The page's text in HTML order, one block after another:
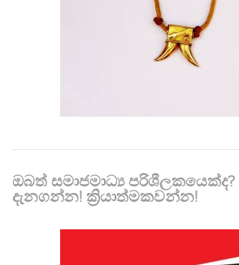
ඔබත් සමාජමාධ්‍ය
දැනගන්න! ක්‍රියාත්මකවන්න!